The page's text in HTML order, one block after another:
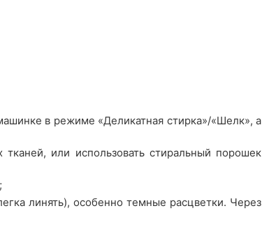
в режиме «Деликатная стирка»/«Шелк», а
или использовать стиральный порошек
линять), особенно темные расцветки. Через